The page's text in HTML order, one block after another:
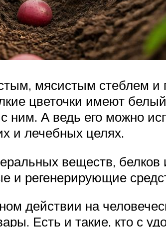
мясистым стеблем
цветочки имеют
ним. А ведь его можно
и лечебных целях.
веществ, белков
и регенерирующие
действии на
Есть и такие, кто с